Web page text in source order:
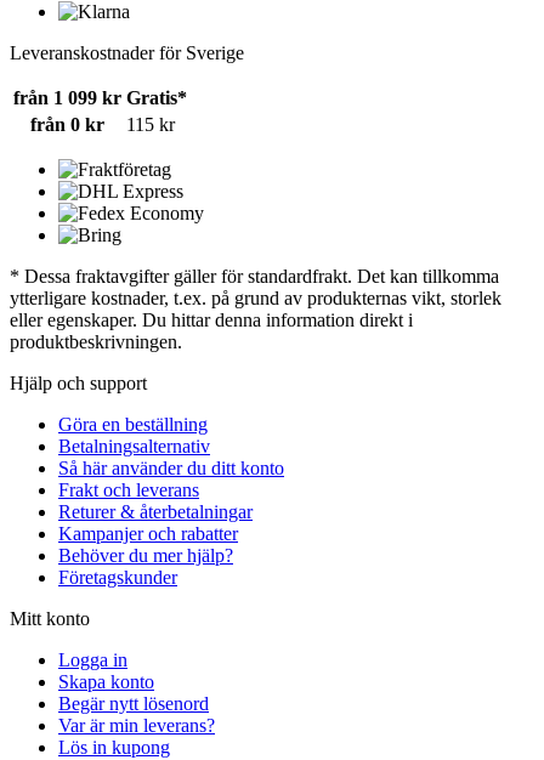
Leveranskostnader för Sverige
från 1 099 kr Gratis*
från 0 kr
115 kr
* Dessa fraktavgifter gäller för standardfrakt. Det kan tillkomma
ytterligare kostnader, t.ex. på grund av produkternas vikt, storlek
eller egenskaper. Du hittar denna information direkt i
produktbeskrivningen.
Hjälp och support
Göra en beställning
Betalningsalternativ
Så här använder du ditt konto
Frakt och leverans
Returer & återbetalningar
Kampanjer och rabatter
Behöver du mer hjälp?
Företagskunder
Mitt konto
Logga in
Skapa konto
Begär nytt lösenord
Var är min leverans?
Lös in kupong